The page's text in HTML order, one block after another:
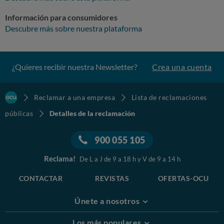
personales, y a lo dispuesto en la Ley 34/2002, 11 de julio de Servicios
de la Sociedad de la Información y de Comercio Electrónico, que sus
datos son tratados con la finalidad asesorar, valorar el riesgo, analizar
labor y salvo indicación en contrario, podrá remitirle información y
en la ejecución del contrato, el cumplimiento de una obligación legal, el
interés público o el interés legítimo y, de cualquier modo, en el
consentimiento, que se entiende otorgado al mantener esta
En el desarrollo de nuestra actividad podemos necesitar compartir sus
datos con terceros de manera puntual, si bien dichos terceros solo
las medidas de seguridad adecuadas para realizar un tratamiento con
Puede ejercitar sus derechos de Acceso, Rectificación, Supresión,
únicamente en el tratamiento automatizado, incluida la elaboración de
perfiles, por correo electrónico dirigido aprotecciondatos@amv.es.
Asimismo, puede solicitar información sobre el tratamiento de sus
Información para consumidores
Descubre más sobre nuestra plataforma
¿Quieres recibir nuestra Newsletter? Crea una cuenta
Reclamar a una empresa
Lista de reclamaciones
públicas
Detalles de la reclamación
900 055 105
Reclama! De L a J de 9 a 18 h y V de 9 a 14 h
CONTACTAR REVISTAS OFERTAS-OCU
Únete a nosotros